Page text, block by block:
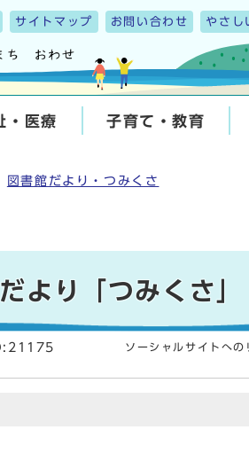
サイトマップ お問い合わせ やさし
・医療 子育て・教育
図書館だより・つみくさ
より「つみくさ」
ソーシャルサイトへの